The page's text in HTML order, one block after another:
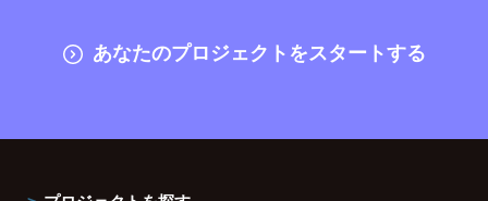
あなたのプロジェクトをスタートする